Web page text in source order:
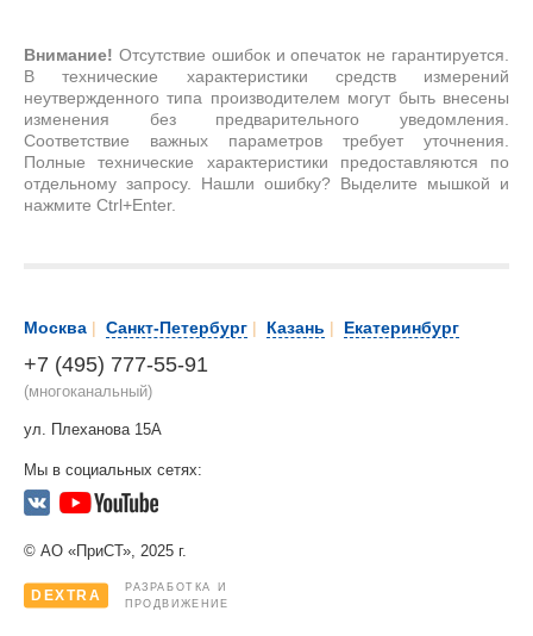
Внимание! Отсутствие ошибок и опечаток не гарантируется.
В технические характеристики средств измерений
неутвержденного типа производителем могут быть внесены
изменения без предварительного уведомления.
Соответствие важных параметров требует уточнения.
Полные технические характеристики предоставляются по
отдельному запросу. Нашли ошибку? Выделите мышкой и
нажмите Ctrl+Enter.
Москва | Санкт-Петербург | Казань | Екатеринбург
+7 (495) 777-55-91
(многоканальный)
ул. Плеханова 15А
Мы в социальных сетях:
© АО «ПриСТ», 2025 г.
DEXTRA
РАЗРАБОТКА И
ПРОДВИЖЕНИЕ